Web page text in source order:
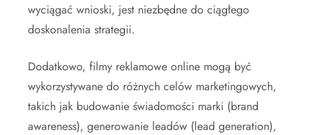
wyciągać wnioski, jest niezbędne do ciągłego
doskonalenia strategii.
Dodatkowo, filmy reklamowe online mogą być
wykorzystywane do różnych celów marketingowych,
takich jak budowanie świadomości marki (brand
awareness), generowanie leadów (lead generation),